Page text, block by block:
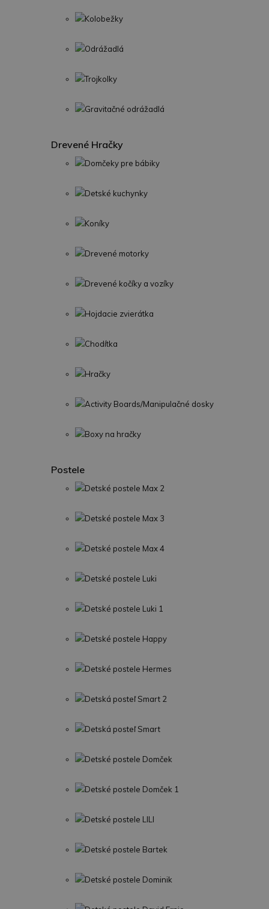
Kolobežky
Odrážadlá
Trojkolky
Gravitačné odrážadlá
Drevené Hračky
Domčeky pre bábiky
Detské kuchynky
Koníky
Drevené motorky
Drevené kočíky a vozíky
Hojdacie zvierátka
Chodítka
Hračky
Activity Boards/Manipulačné dosky
Boxy na hračky
Postele
Detské postele Max 2
Detské postele Max 3
Detské postele Max 4
Detské postele Luki
Detské postele Luki 1
Detské postele Happy
Detské postele Hermes
Detská posteľ Smart 2
Detská posteľ Smart
Detské postele Domček
Detské postele Domček 1
Detské postele LILI
Detské postele Bartek
Detské postele Dominik